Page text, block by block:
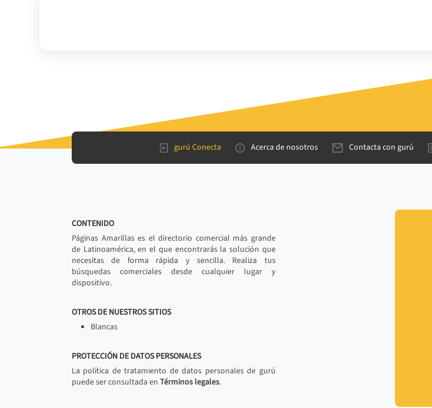
gurú Conecta Acerca de nosotros Contacta con gurú
CONTENIDO
Páginas Amarillas es el directorio comercial más grande
de Latinoamérica, en el que encontrarás la solución que
necesitas de forma rápida y sencilla. Realiza tus
búsquedas comerciales desde cualquier lugar y
dispositivo.
OTROS DE NUESTROS SITIOS
Blancas
PROTECCIÓN DE DATOS PERSONALES
La política de tratamiento de datos personales de gurú
puede ser consultada en Términos legales.